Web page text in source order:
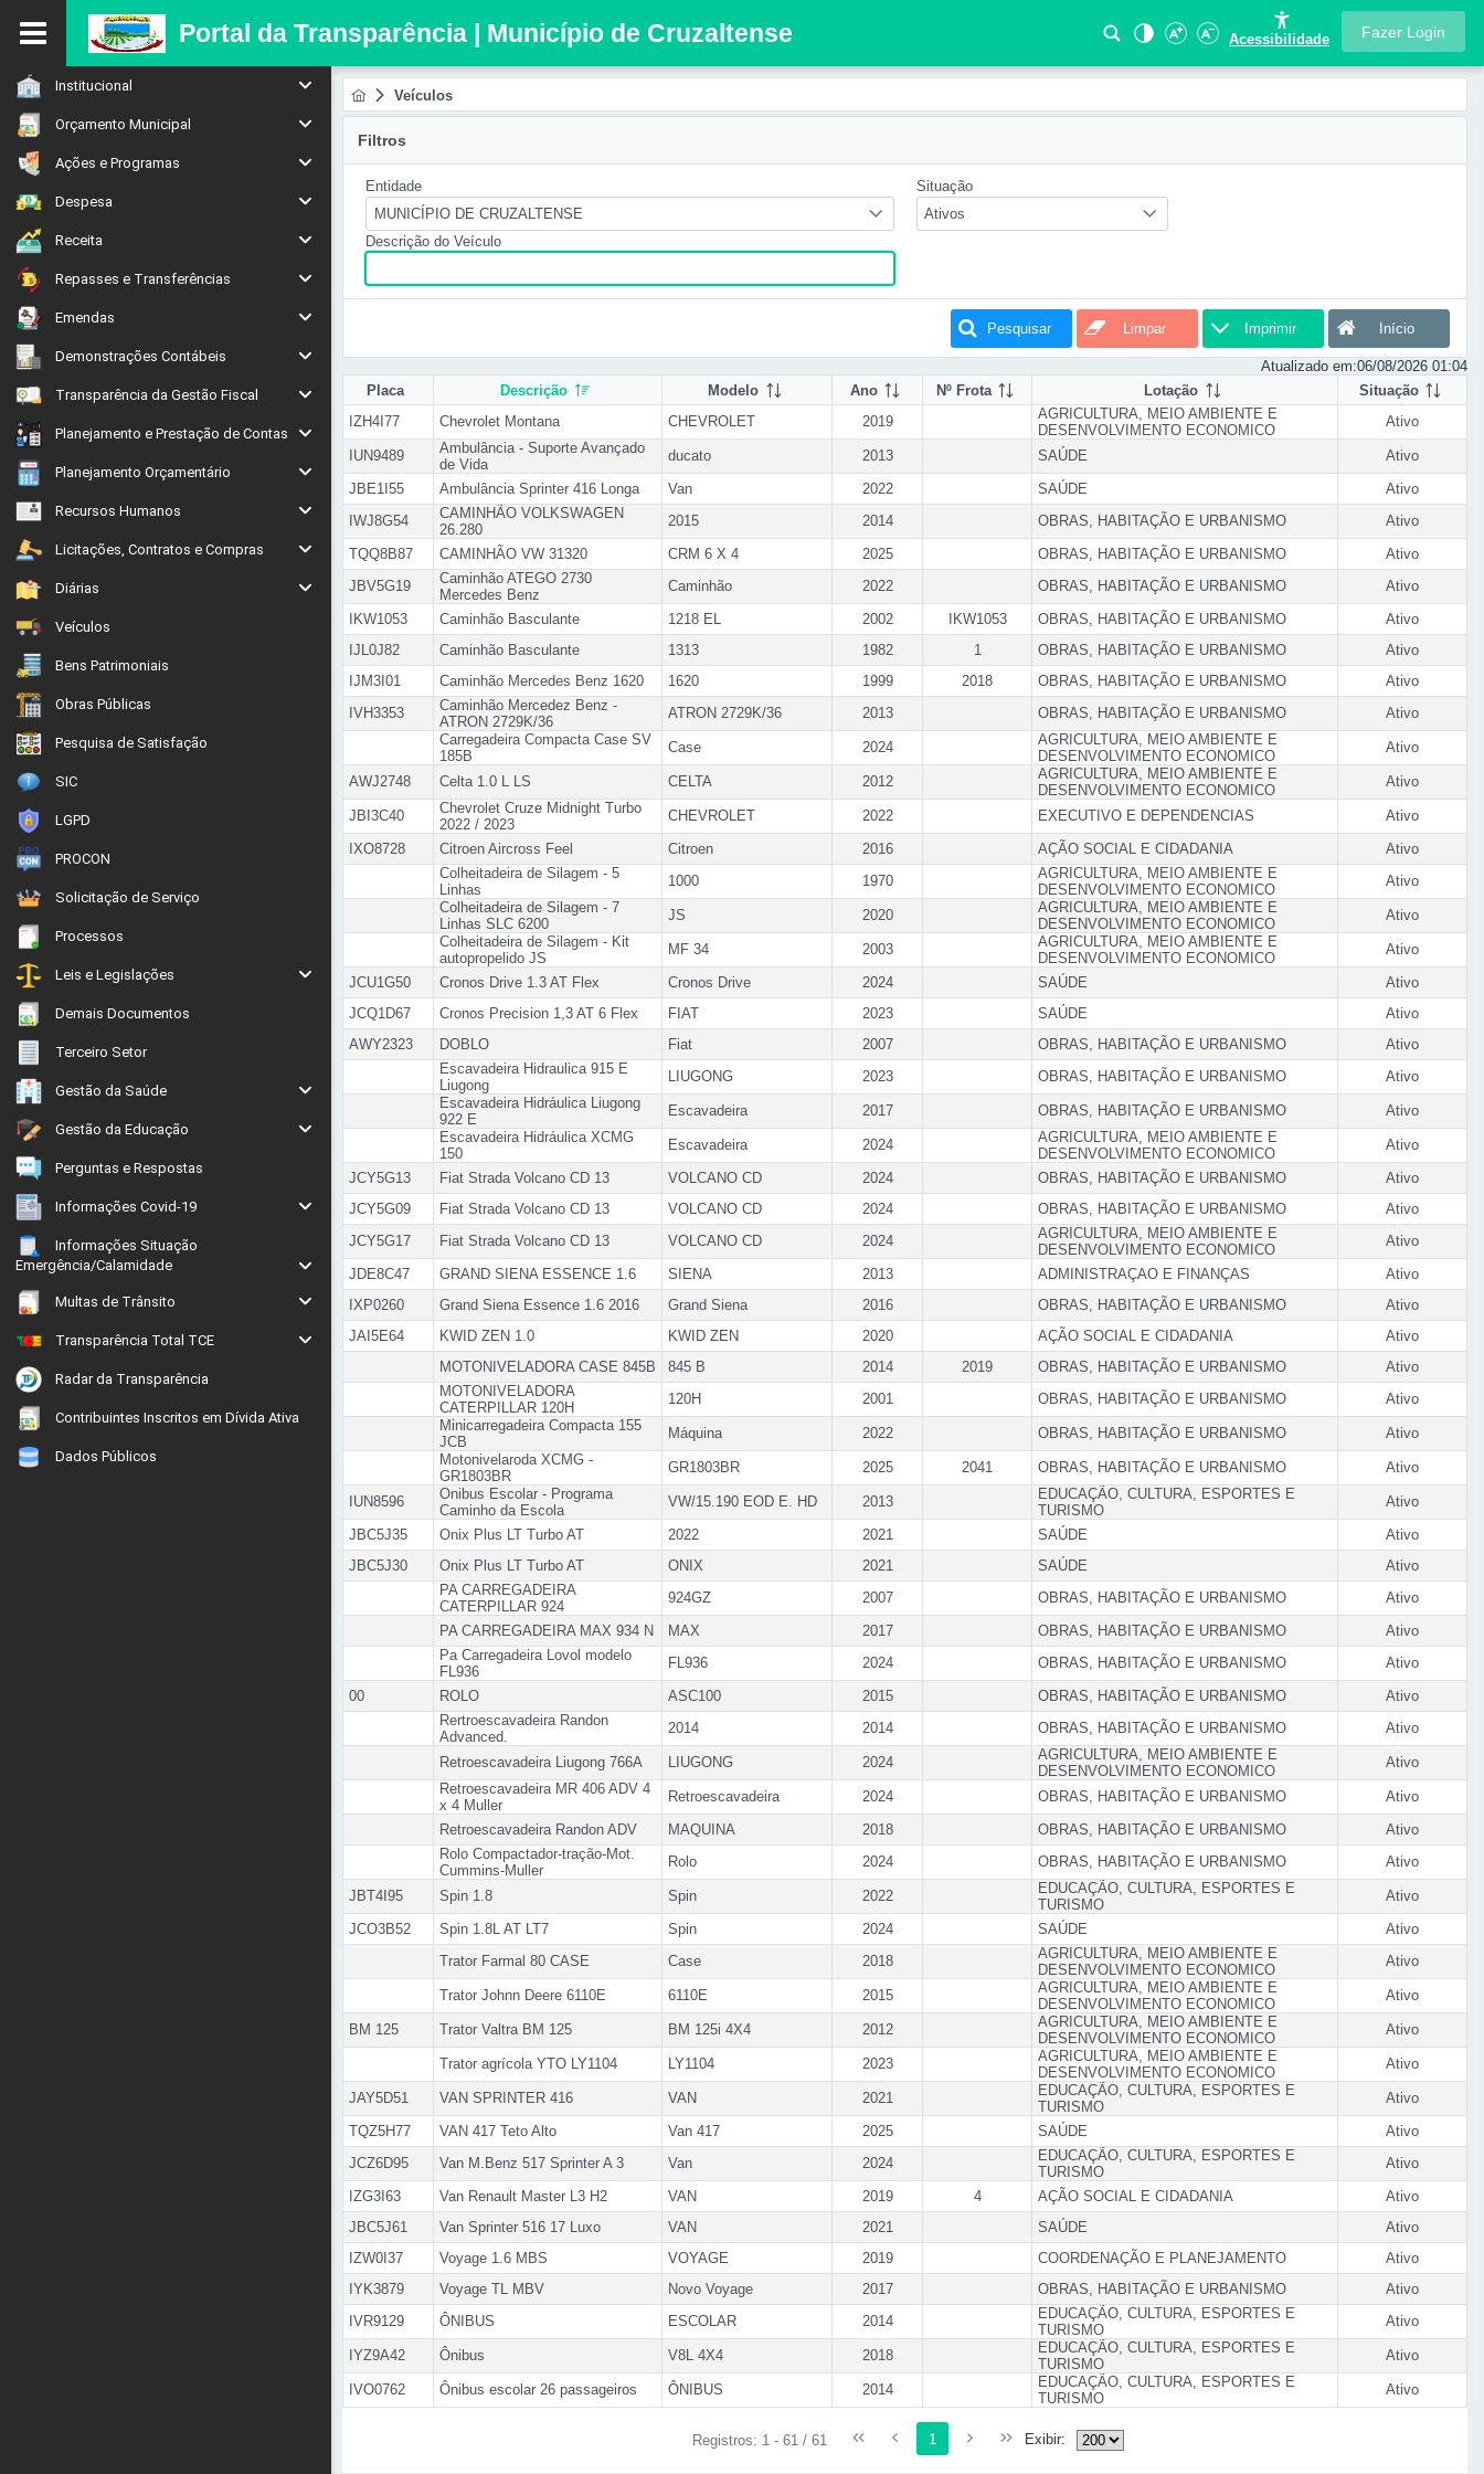
Portal da Transparência | Município de Cruzaltense Acessibilidade Fazer Login
Institucional
Orçamento Municipal
Ações e Programas
Despesa
Receita
Repasses e Transferências
Emendas
Demonstrações Contábeis
Transparência da Gestão Fiscal
Planejamento e Prestação de Contas
Planejamento Orçamentário
Recursos Humanos
Licitações, Contratos e Compras
Diárias
Veículos
Bens Patrimoniais
Obras Públicas
Pesquisa de Satisfação
SIC
LGPD
PROCON
Solicitação de Serviço
Processos
Leis e Legislações
Demais Documentos
Terceiro Setor
Gestão da Saúde
Gestão da Educação
Perguntas e Respostas
Informações Covid-19
Informações Situação
Emergência/Calamidade
Multas de Trânsito
Transparência Total TCE
Radar da Transparência
Contribuintes Inscritos em Dívida Ativa
Dados Públicos
Veículos
Filtros
Entidade
MUNICÍPIO DE CRUZALTENSE
Descrição do Veículo
Situação
Ativos
Pesquisar Limpar Imprimir Início
Atualizado em:06/08/2026 01:04
Placa
Descrição Modelo Ano Nº Frota Lotação
Situação
IZH4I77
Chevrolet Montana CHEVROLET 2019
AGRICULTURA, MEIO AMBIENTE E
DESENVOLVIMENTO ECONOMICO
Ativo
IUN9489
Ambulância - Suporte Avançado
de Vida
ducato 2013 SAÚDE
Ativo
JBE1I55
Ambulância Sprinter 416 Longa Van 2022 SAÚDE
Ativo
IWJ8G54
CAMINHÃO VOLKSWAGEN
26.280
2015 2014 OBRAS, HABITAÇÃO E URBANISMO
Ativo
TQQ8B87
CAMINHÃO VW 31320 CRM 6 X 4 2025 OBRAS, HABITAÇÃO E URBANISMO
Ativo
JBV5G19
Caminhão ATEGO 2730
Mercedes Benz
Caminhão 2022 OBRAS, HABITAÇÃO E URBANISMO
Ativo
IKW1053
Caminhão Basculante 1218 EL 2002 IKW1053 OBRAS, HABITAÇÃO E URBANISMO
Ativo
IJL0J82
Caminhão Basculante 1313 1982 1 OBRAS, HABITAÇÃO E URBANISMO
Ativo
IJM3I01
Caminhão Mercedes Benz 1620 1620 1999 2018 OBRAS, HABITAÇÃO E URBANISMO
Ativo
IVH3353
Caminhão Mercedez Benz -
ATRON 2729K/36
ATRON 2729K/36 2013 OBRAS, HABITAÇÃO E URBANISMO
Ativo
Carregadeira Compacta Case SV
185B
Case 2024
AGRICULTURA, MEIO AMBIENTE E
DESENVOLVIMENTO ECONOMICO
Ativo
AWJ2748 Celta 1.0 L LS CELTA 2012
AGRICULTURA, MEIO AMBIENTE E
DESENVOLVIMENTO ECONOMICO
Ativo
JBI3C40
Chevrolet Cruze Midnight Turbo
2022 / 2023
CHEVROLET 2022 EXECUTIVO E DEPENDENCIAS
Ativo
IXO8728
Citroen Aircross Feel Citroen 2016 AÇÃO SOCIAL E CIDADANIA
Ativo
Colheitadeira de Silagem - 5
Linhas
1000 1970
AGRICULTURA, MEIO AMBIENTE E
DESENVOLVIMENTO ECONOMICO
Ativo
Colheitadeira de Silagem - 7
Linhas SLC 6200
JS 2020
AGRICULTURA, MEIO AMBIENTE E
DESENVOLVIMENTO ECONOMICO
Ativo
Colheitadeira de Silagem - Kit
autopropelido JS
MF 34 2003
AGRICULTURA, MEIO AMBIENTE E
DESENVOLVIMENTO ECONOMICO
Ativo
JCU1G50
Cronos Drive 1.3 AT Flex Cronos Drive 2024 SAÚDE
Ativo
JCQ1D67
Cronos Precision 1,3 AT 6 Flex FIAT 2023 SAÚDE
Ativo
AWY2323
DOBLO Fiat 2007 OBRAS, HABITAÇÃO E URBANISMO
Ativo
Escavadeira Hidraulica 915 E
Liugong
LIUGONG 2023 OBRAS, HABITAÇÃO E URBANISMO
Ativo
Escavadeira Hidráulica Liugong
922 E
Escavadeira 2017 OBRAS, HABITAÇÃO E URBANISMO
Ativo
Escavadeira Hidráulica XCMG
150
Escavadeira 2024
AGRICULTURA, MEIO AMBIENTE E
DESENVOLVIMENTO ECONOMICO
Ativo
JCY5G13
Fiat Strada Volcano CD 13 VOLCANO CD 2024 OBRAS, HABITAÇÃO E URBANISMO
Ativo
JCY5G09
Fiat Strada Volcano CD 13 VOLCANO CD 2024 OBRAS, HABITAÇÃO E URBANISMO
Ativo
JCY5G17
Fiat Strada Volcano CD 13 VOLCANO CD 2024
AGRICULTURA, MEIO AMBIENTE E
DESENVOLVIMENTO ECONOMICO
Ativo
JDE8C47
GRAND SIENA ESSENCE 1.6 SIENA 2013 ADMINISTRAÇAO E FINANÇAS
Ativo
IXP0260
Grand Siena Essence 1.6 2016 Grand Siena 2016 OBRAS, HABITAÇÃO E URBANISMO
Ativo
JAI5E64
KWID ZEN 1.0 KWID ZEN 2020 AÇÃO SOCIAL E CIDADANIA
Ativo
MOTONIVELADORA CASE 845B
845 B 2014 2019 OBRAS, HABITAÇÃO E URBANISMO
Ativo
MOTONIVELADORA
CATERPILLAR 120H
120H 2001 OBRAS, HABITAÇÃO E URBANISMO
Ativo
Minicarregadeira Compacta 155
JCB
Máquina 2022 OBRAS, HABITAÇÃO E URBANISMO
Ativo
Motonivelaroda XCMG -
GR1803BR
GR1803BR 2025 2041 OBRAS, HABITAÇÃO E URBANISMO Ativo
IUN8596
Onibus Escolar - Programa
Caminho da Escola
VW/15.190 EOD E. HD 2013
EDUCAÇÃO, CULTURA, ESPORTES E
TURISMO
Ativo
JBC5J35
Onix Plus LT Turbo AT 2022 2021 SAÚDE
Ativo
JBC5J30
Onix Plus LT Turbo AT ONIX 2021 SAÚDE
Ativo
PA CARREGADEIRA
CATERPILLAR 924
924GZ 2007 OBRAS, HABITAÇÃO E URBANISMO
Ativo
PA CARREGADEIRA MAX 934 N
MAX 2017 OBRAS, HABITAÇÃO E URBANISMO
Ativo
Pa Carregadeira Lovol modelo
FL936
FL936 2024 OBRAS, HABITAÇÃO E URBANISMO
Ativo
00
ROLO ASC100 2015 OBRAS, HABITAÇÃO E URBANISMO
Ativo
Rertroescavadeira Randon
Advanced.
2014 2014 OBRAS, HABITAÇÃO E URBANISMO Ativo
Retroescavadeira Liugong 766A LIUGONG 2024
AGRICULTURA, MEIO AMBIENTE E
DESENVOLVIMENTO ECONOMICO
Ativo
Retroescavadeira MR 406 ADV 4
x 4 Muller
Retroescavadeira 2024 OBRAS, HABITAÇÃO E URBANISMO
Ativo
Retroescavadeira Randon ADV
MAQUINA 2018 OBRAS, HABITAÇÃO E URBANISMO
Ativo
Rolo Compactador-tração-Mot.
Cummins-Muller
Rolo 2024 OBRAS, HABITAÇÃO E URBANISMO Ativo
JBT4I95 Spin 1.8 Spin 2022
EDUCAÇÃO, CULTURA, ESPORTES E
TURISMO
Ativo
JCO3B52
Spin 1.8L AT LT7 Spin 2024 SAÚDE
Ativo
Trator Farmal 80 CASE
Case 2018
AGRICULTURA, MEIO AMBIENTE E
DESENVOLVIMENTO ECONOMICO
Ativo
Trator Johnn Deere 6110E 6110E 2015
AGRICULTURA, MEIO AMBIENTE E
DESENVOLVIMENTO ECONOMICO
Ativo
BM 125 Trator Valtra BM 125 BM 125i 4X4 2012
AGRICULTURA, MEIO AMBIENTE E
DESENVOLVIMENTO ECONOMICO
Ativo
Trator agrícola YTO LY1104 LY1104 2023
AGRICULTURA, MEIO AMBIENTE E
DESENVOLVIMENTO ECONOMICO
Ativo
JAY5D51 VAN SPRINTER 416 VAN 2021
EDUCAÇÃO, CULTURA, ESPORTES E
TURISMO
Ativo
TQZ5H77
VAN 417 Teto Alto Van 417 2025 SAÚDE
Ativo
JCZ6D95
Van M.Benz 517 Sprinter A 3 Van 2024
EDUCAÇÃO, CULTURA, ESPORTES E
TURISMO
Ativo
IZG3I63
Van Renault Master L3 H2 VAN 2019 4 AÇÃO SOCIAL E CIDADANIA
Ativo
JBC5J61
Van Sprinter 516 17 Luxo VAN 2021 SAÚDE
Ativo
IZW0I37
Voyage 1.6 MBS VOYAGE 2019 COORDENAÇÃO E PLANEJAMENTO
Ativo
IYK3879
Voyage TL MBV Novo Voyage 2017 OBRAS, HABITAÇÃO E URBANISMO
Ativo
IVR9129
ÔNIBUS ESCOLAR 2014
EDUCAÇÃO, CULTURA, ESPORTES E
TURISMO
Ativo
IYZ9A42 Ônibus V8L 4X4 2018
EDUCAÇÃO, CULTURA, ESPORTES E
TURISMO
Ativo
IVO0762 Ônibus escolar 26 passageiros ÔNIBUS 2014
EDUCAÇÃO, CULTURA, ESPORTES E
TURISMO
Ativo
Registros: 1 - 61 / 61 1 Exibir: